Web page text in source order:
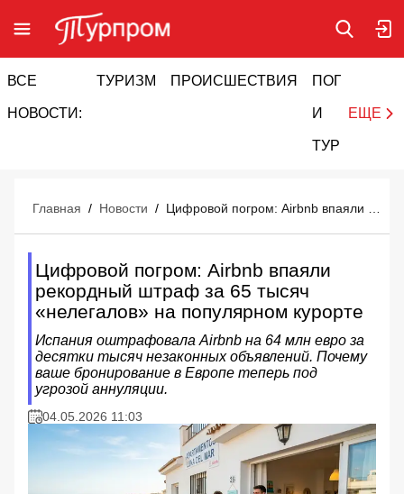
ВСЕ
НОВОСТИ:
ТУРИЗМ ПРОИСШЕСТВИЯ ПОГОДА
И
ТУРИЗМ
ЕЩЕ
Главная / Новости /
Цифровой погром: Airbnb впаяли
рекордный штраф за 65 тысяч
«нелегалов» на популярном курорте
Испания оштрафовала Airbnb на 64 млн евро за
десятки тысяч незаконных объявлений. Почему
ваше бронирование в Европе теперь под
угрозой аннуляции.
04.05.2026 11:03